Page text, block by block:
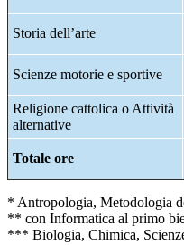
Storia dell’arte
Scienze motorie e sportive
Religione cattolica o Attività
alternative
Totale ore
* Antropologia, Metodologia
** con Informatica al primo
*** Biologia, Chimica,